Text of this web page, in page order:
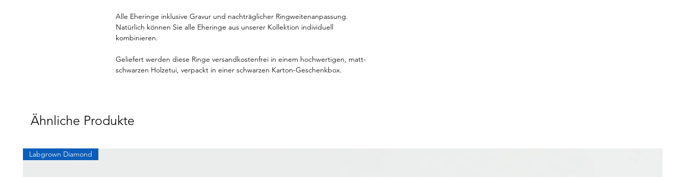
Alle Eheringe inklusive Gravur und nachträglicher Ringweitenanpassung.
Natürlich können Sie alle Eheringe aus unserer Kollektion individuell
kombinieren.
Geliefert werden diese Ringe versandkostenfrei in einem hochwertigen, matt-
schwarzen Holzetui, verpackt in einer schwarzen Karton-Geschenkbox.
Ähnliche Produkte
Labgrown Diamond